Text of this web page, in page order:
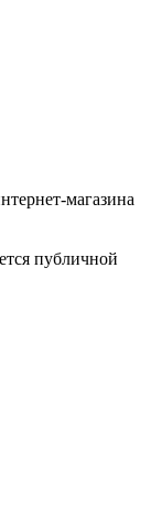
магазина
публичной